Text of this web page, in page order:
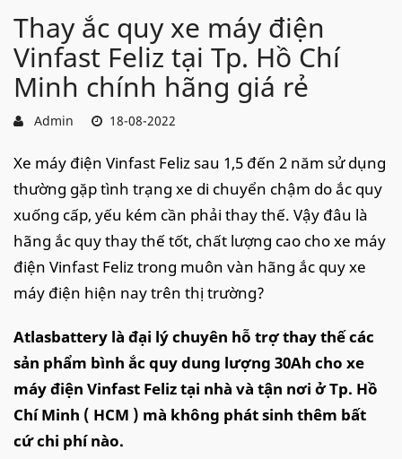
Thay ắc quy xe máy điện
Vinfast Feliz tại Tp. Hồ Chí
Minh chính hãng giá rẻ
Admin 18-08-2022
Xe máy điện Vinfast Feliz sau 1,5 đến 2 năm sử dụng
thường gặp tình trạng xe di chuyển chậm do ắc quy
xuống cấp, yếu kém cần phải thay thế. Vậy đâu là
hãng ắc quy thay thế tốt, chất lượng cao cho xe máy
điện Vinfast Feliz trong muôn vàn hãng ắc quy xe
máy điện hiện nay trên thị trường?
Atlasbattery là đại lý chuyên hỗ trợ thay thế các
sản phẩm bình ắc quy dung lượng 30Ah cho xe
máy điện Vinfast Feliz tại nhà và tận nơi ở Tp. Hồ
Chí Minh ( HCM ) mà không phát sinh thêm bất
cứ chi phí nào.